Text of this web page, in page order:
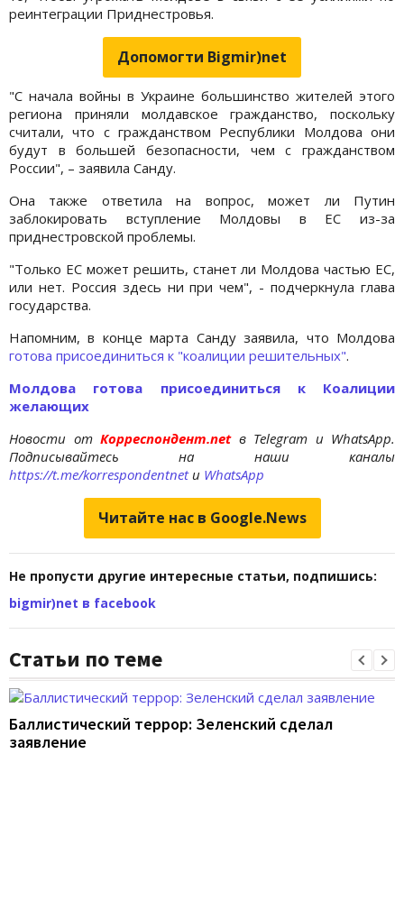
реинтеграции Приднестровья.
Допомогти Bigmir)net
"С начала войны в Украине большинство жителей этого
региона приняли молдавское гражданство, поскольку
считали, что с гражданством Республики Молдова они
будут в большей безопасности, чем с гражданством
России", – заявила Санду.
Она также ответила на вопрос, может ли Путин
заблокировать вступление Молдовы в ЕС из-за
приднестровской проблемы.
"Только ЕС может решить, станет ли Молдова частью ЕС,
или нет. Россия здесь ни при чем", - подчеркнула глава
государства.
Напомним, в конце марта Санду заявила, что Молдова
готова присоединиться к "коалиции решительных".
Молдова готова присоединиться к Коалиции
желающих
Новости отКорреспондент.net в Telegram и WhatsApp.
Подписывайтесь на наши каналы
https://t.me/korrespondentnetи WhatsApp
Читайте нас в Google.News
Не пропусти другие интересные статьи, подпишись:
bigmir)net в facebook
Статьи по теме
Баллистический террор: Зеленский сделал
заявление